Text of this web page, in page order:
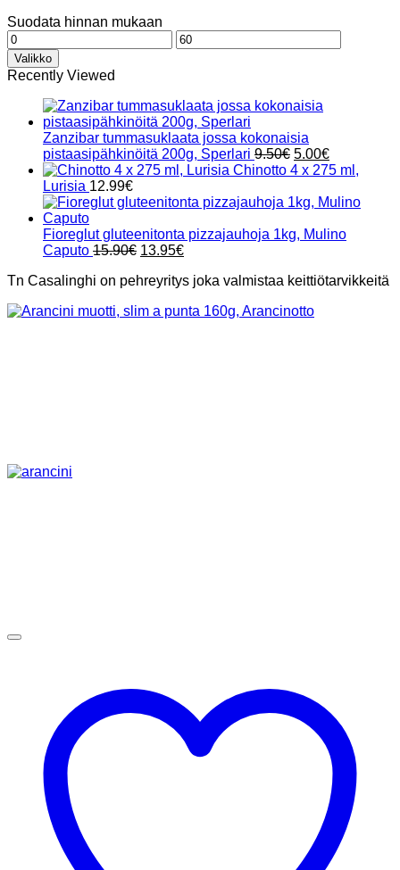
Suodata hinnan mukaan
Minimihinta
Maksimihinta
Valikko
Recently Viewed
Zanzibar tummasuklaata jossa kokonaisia
pistaasipähkinöitä 200g, Sperlari 9.50€ Alkuperäinen
hinta
9.50€.
5.00€Nykyinen
hinta
5.00€.
Chinotto 4 x 275 ml,
Lurisia 12.99€
Fioreglut gluteenitonta pizzajauhoja 1kg, Mulino
Caputo 15.90€ Alkuperäinen
oli:
13.95€Nykyinen
on:
Tn Casalinghi on pehreyritys joka valmistaa keittiötarvikkeitä